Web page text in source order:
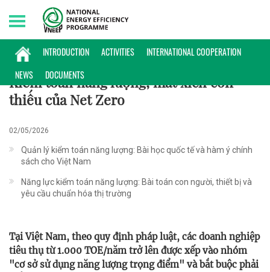
INTRODUCTION ACTIVITIES
INTERNATIONAL COOPERATION
NEWS
DOCUMENTS
Thursday, 06/08/2026 | 19:12 GMT+7
PHỔ BIẾN KIẾN THỨC
Kiểm toán năng lượng, mắt xích còn
thiếu của Net Zero
02/05/2026
Quản lý kiểm toán năng lượng: Bài học quốc tế và hàm ý chính
sách cho Việt Nam
Năng lực kiểm toán năng lượng: Bài toán con người, thiết bị và
yêu cầu chuẩn hóa thị trường
Tại Việt Nam, theo quy định pháp luật, các doanh nghiệp
tiêu thụ từ 1.000 TOE/năm trở lên được xếp vào nhóm
"cơ sở sử dụng năng lượng trọng điểm" và bắt buộc phải